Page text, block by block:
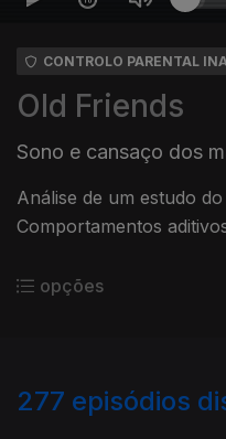
CONTROLO PARENTAL
Old Friends
Sono e cansaço dos
Análise de um estudo
Comportamentos
opções
277 episódios